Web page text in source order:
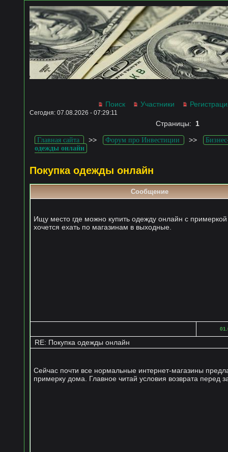
Поиск Участники
Сегодня: 07.08.2026 - 07:29:11
Страницы: 1
Главная сайта >> Форум про Инвестиции >>
одежды онлайн
Покупка одежды онлайн
Сообщение
Ищу место где можно купить одежду онлайн с
хочется ехать по магазинам в выходные.
RE: Покупка одежды онлайн
Сейчас почти все нормальные интернет-магазины
примерку дома. Главное читай условия возврата перед